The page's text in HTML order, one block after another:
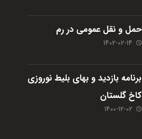
حمل و نقل عمومی در رم
1402-02-14
برنامه بازدید و بهای بلیط نوروزی
کاخ گلستان
1400-12-02